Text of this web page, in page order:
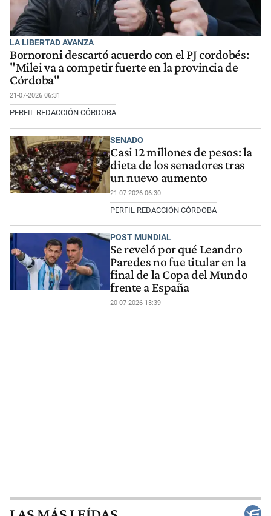
LA LIBERTAD AVANZA
Bornoroni descartó acuerdo con el PJ cordobés:
"Milei va a competir fuerte en la provincia de
Córdoba"
21-07-2026 06:31
PERFIL REDACCIÓN CÓRDOBA
SENADO
Casi 12 millones de pesos: la
dieta de los senadores tras
un nuevo aumento
21-07-2026 06:30
PERFIL REDACCIÓN CÓRDOBA
POST MUNDIAL
Se reveló por qué Leandro
Paredes no fue titular en la
final de la Copa del Mundo
frente a España
20-07-2026 13:39